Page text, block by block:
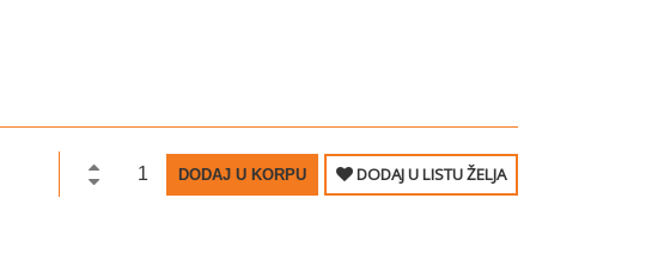
DODAJ U KORPU DODAJ U LISTU ŽELJA